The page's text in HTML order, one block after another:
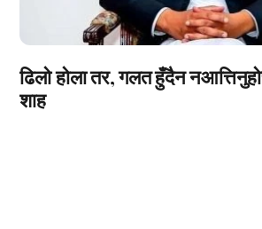
ढिलो होला तर, गलत हुँदैन
शाह